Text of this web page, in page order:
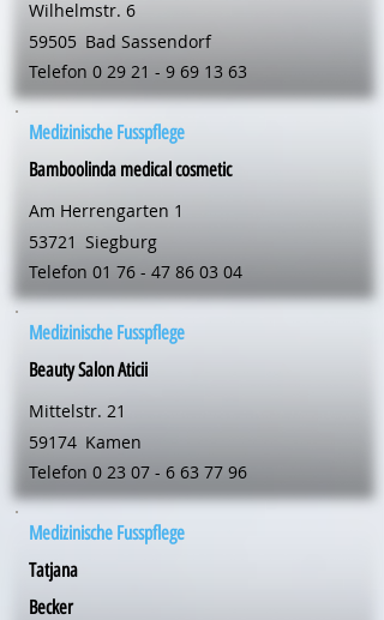
Wilhelmstr. 6
59505 Bad Sassendorf
Telefon 0 29 21 - 9 69 13 63
Medizinische Fusspflege
Bamboolinda medical cosmetic
Am Herrengarten 1
53721 Siegburg
Telefon 01 76 - 47 86 03 04
Medizinische Fusspflege
Beauty Salon Aticii
Mittelstr. 21
59174 Kamen
Telefon 0 23 07 - 6 63 77 96
Medizinische Fusspflege
Tatjana
Becker